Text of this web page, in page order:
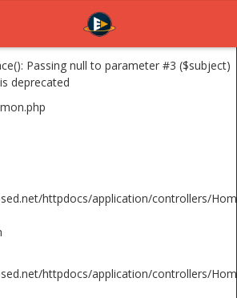
encountered
Passing null to parameter #3 ($subject)
deprecated
httpdocs/application/controllers/
httpdocs/application/controllers/